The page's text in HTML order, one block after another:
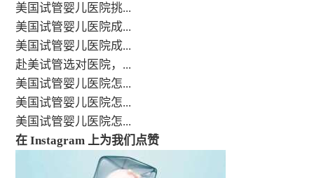
美国试管婴儿医院挑...
美国试管婴儿医院成...
美国试管婴儿医院成...
赴美试管选对医院，...
美国试管婴儿医院怎...
美国试管婴儿医院怎...
美国试管婴儿医院怎...
在 Instagram 上为我们点赞